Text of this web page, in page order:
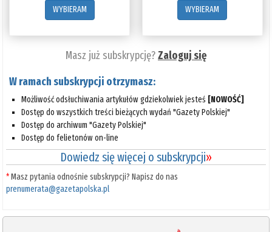
WYBIERAM
WYBIERAM
Masz już subskrypcję?Zaloguj się
W ramach subskrypcji otrzymasz:
Możliwość odsłuchiwania artykułów gdziekolwiek jesteś [NOWOŚĆ]
Dostęp do wszystkich treści bieżących wydań "Gazety Polskiej"
Dostęp do archiwum "Gazety Polskiej"
Dostęp do felietonów on-line
Dowiedz się więcej o subskrypcji»
*Masz pytania odnośnie subskrypcji? Napisz do nas
prenumerata@gazetapolska.pl